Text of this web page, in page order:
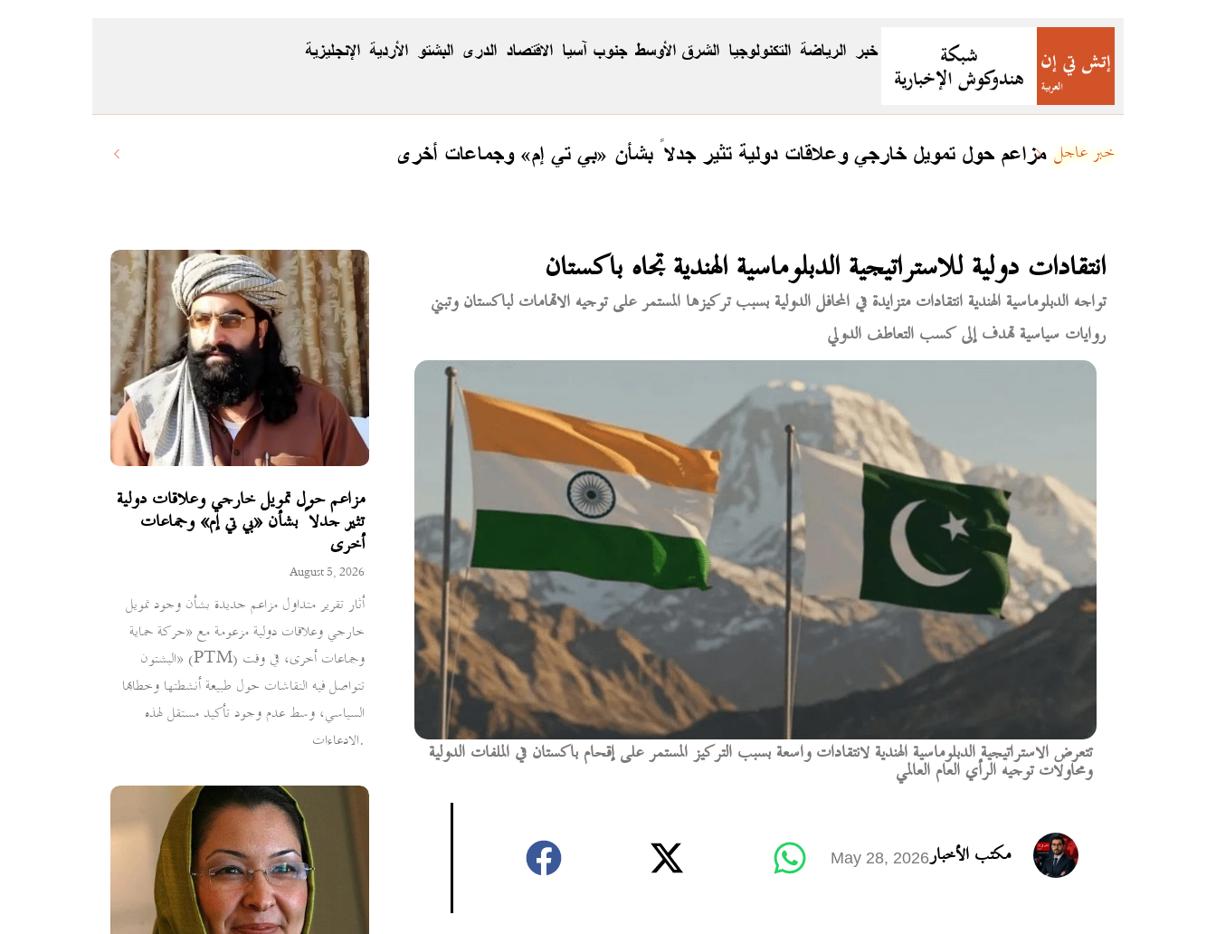
الاقتصاد جنوب آسيا الشرق الأوسط التكنولوجيا الرياضة خبر الإنجليزية الأردية البشتو الدری
مزاعم حول تمويل خارجي وعلاقات دولية تثير جدلاً بشأن «بي تي إم» وجماعات أخرى خبر عاجل
مزاعم حول تمويل خارجي وعلاقات دولية
تثير جدلاً بشأن «بي تي إم» وجماعات
أخرى
August 5, 2026
أثار تقرير متداول مزاعم جديدة بشأن وجود تمويل
خارجي وعلاقات دولية مزعومة مع «حركة حماية
البشتون» (PTM) وجماعات أخرى، في وقت
تتواصل فيه النقاشات حول طبيعة أنشطتها وخطابها
السياسي، وسط عدم وجود تأكيد مستقل لهذه
الادعاءات.
انتقادات دولية للاستراتيجية الدبلوماسية الهندية تجاه باكستان
تواجه الدبلوماسية الهندية انتقادات متزايدة في المحافل الدولية بسبب تركيزها المستمر على توجيه الاتهامات لباكستان وتبني
روايات سياسية تهدف إلى كسب التعاطف الدولي
تتعرض الاستراتيجية الدبلوماسية الهندية لانتقادات واسعة بسبب التركيز المستمر على إقحام باكستان في الملفات الدولية
ومحاولات توجيه الرأي العام العالمي
مكتب الأخبارMay 28, 2026